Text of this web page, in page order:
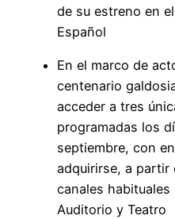
de su estreno en
Español
En el marco de
centenario
acceder a tres
programadas los
septiembre, con
adquirirse, a partir
canales habituales
Auditorio y Teatro